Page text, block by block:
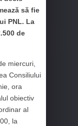
să fie
PNL. La
de
miercuri,
Consiliului
ora
obiectiv
al
la